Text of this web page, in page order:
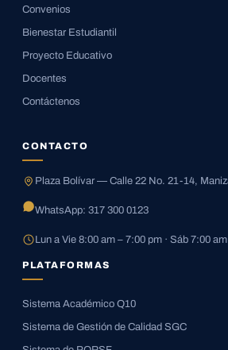
Convenios
Bienestar Estudiantil
Proyecto Educativo
Docentes
Contáctenos
CONTACTO
Plaza Bolívar — Calle 22 No. 21-14,
WhatsApp: 317 300 0123
Lun a Vie 8:00 am – 7:00 pm · Sáb 7:00
PLATAFORMAS
Sistema Académico Q10
Sistema de Gestión de Calidad SGC